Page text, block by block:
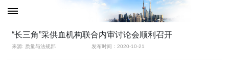
“长三角”采供血机构联合内审讨论会顺利召开
来源: 质量与法规部 发布时间：2020-10-21